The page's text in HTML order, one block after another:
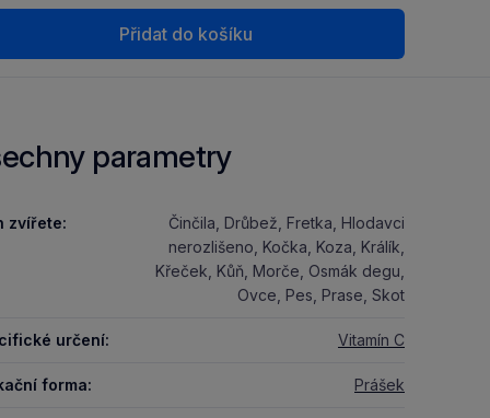
Přidat do košíku
parametry
zvířete:
Činčila, Drůbež, Fretka, Hlodavci
nerozlišeno, Kočka, Koza, Králík,
Křeček, Kůň, Morče, Osmák degu,
Ovce, Pes, Prase, Skot
určení: Vitamín C
forma: Prášek